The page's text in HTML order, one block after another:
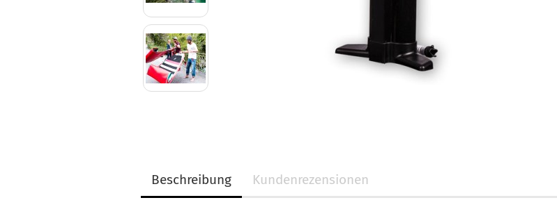
Beschreibung Kundenrezensionen